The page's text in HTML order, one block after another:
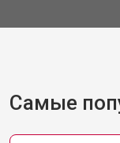
Самые